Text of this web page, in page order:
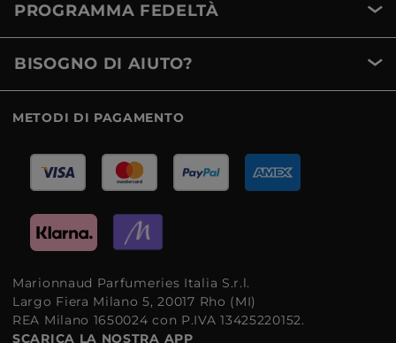
PROGRAMMA FEDELTÀ
BISOGNO DI AIUTO?
METODI DI PAGAMENTO
Marionnaud Parfumeries Italia S.r.l.
Largo Fiera Milano 5, 20017 Rho (MI)
REA Milano 1650024 con P.IVA 13425220152.
SCARICA LA NOSTRA APP